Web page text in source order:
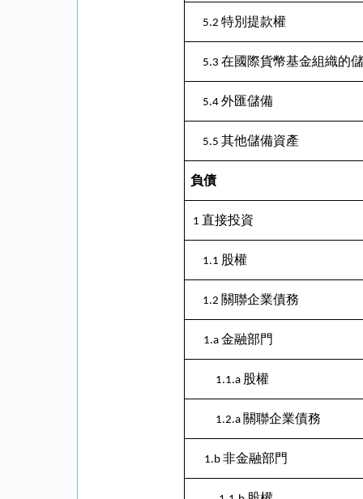
5.2 特別提款權
5.3 在國際貨幣基金組織的
5.4 外匯儲備
5.5 其他儲備資產
負債
1 直接投資
1.1 股權
1.2 關聯企業債務
1.a金融部門
1.1.a 股權
1.2.a 關聯企業債務
1.b非金融部門